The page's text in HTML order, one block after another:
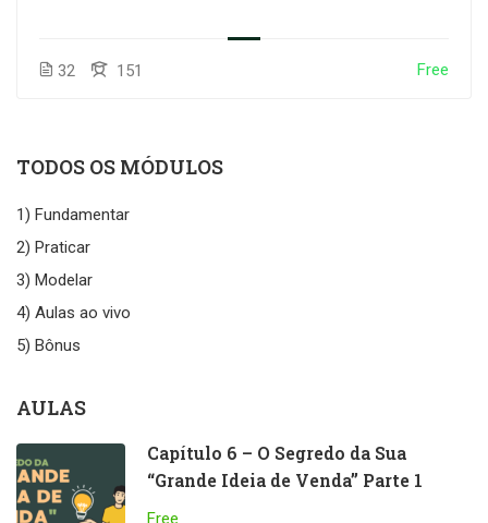
32 151 Free
TODOS OS MÓDULOS
1) Fundamentar
2) Praticar
3) Modelar
4) Aulas ao vivo
5) Bônus
AULAS
Capítulo 6 – O Segredo da Sua
“Grande Ideia de Venda” Parte 1
Free